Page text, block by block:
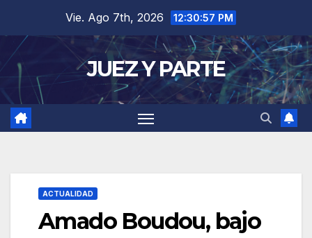
contenido
Vie. Ago 7th, 2026 12:30:58 PM
JUEZ Y PARTE
ACTUALIDAD
Amado Boudou, bajo